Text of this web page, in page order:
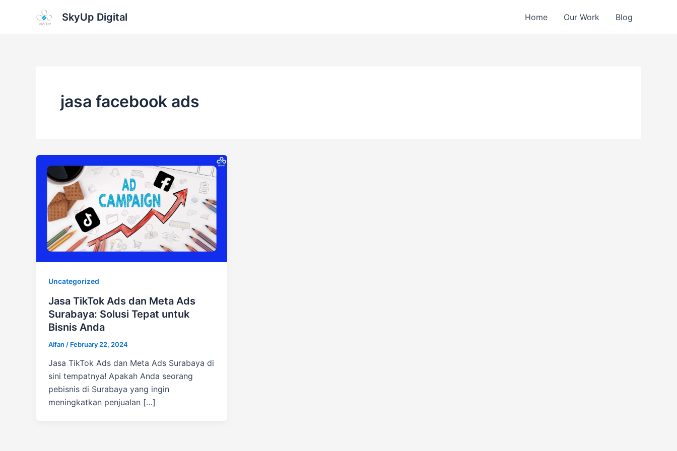
content
SkyUp Digital Home Our Work Blog
jasa facebook ads
Uncategorized
Jasa TikTok Ads dan Meta Ads
Surabaya: Solusi Tepat untuk
Bisnis Anda
Alfan / February 22, 2024
Jasa TikTok Ads dan Meta Ads Surabaya di
sini tempatnya! Apakah Anda seorang
pebisnis di Surabaya yang ingin
meningkatkan penjualan […]